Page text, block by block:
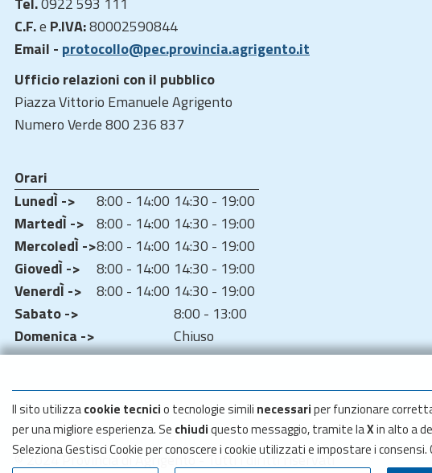
Il sito utilizzacookie tecnicio tecnologie simili necessariper funzionare
per una migliore esperienza. Se chiudiquesto messaggio, tramite laXin alto a
Seleziona Gestisci Cookie per conoscere i cookie utilizzati e impostare i
C.F.e P.IVA:80002590844
Email - protocollo@pec.provincia.agrigento.it
Ufficio relazioni con il pubblico
Piazza Vittorio Emanuele Agrigento
Numero Verde 800 236 837
Orari
LunedÌ ->
8:00 - 14:00 14:30 - 19:00
MartedÌ -> 8:00 - 14:00 14:30 - 19:00
MercoledÌ ->8:00 - 14:00 14:30 - 19:00
GiovedÌ ->
8:00 - 14:00 14:30 - 19:00
VenerdÌ ->
8:00 - 14:00 14:30 - 19:00
Sabato ->
8:00 - 13:00
Domenica ->
Chiuso
© 2024 Provincia di Agrigento - Tutti i diritti riservati